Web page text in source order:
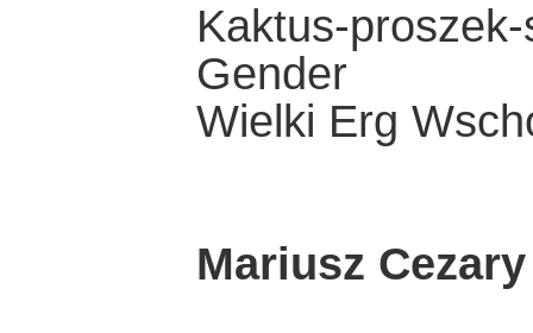
Kaktus-
Gender
Wielki Erg
Mariusz